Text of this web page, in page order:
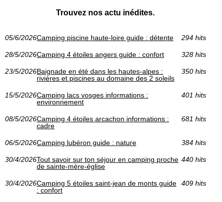
Trouvez nos actu inédites.
05/6/2026Camping piscine haute-loire guide : détente 294 hits
28/5/2026Camping 4 étoiles angers guide : confort 328 hits
23/5/2026Baignade en été dans les hautes-alpes :
rivières et piscines au domaine des 2 soleils
350 hits
15/5/2026Camping lacs vosges informations :
environnement
401 hits
08/5/2026Camping 4 étoiles arcachon informations :
cadre
681 hits
06/5/2026Camping lubéron guide : nature 384 hits
30/4/2026Tout savoir sur ton séjour en camping proche
de sainte-mère-église
440 hits
30/4/2026Camping 5 étoiles saint-jean de monts guide
: confort
409 hits